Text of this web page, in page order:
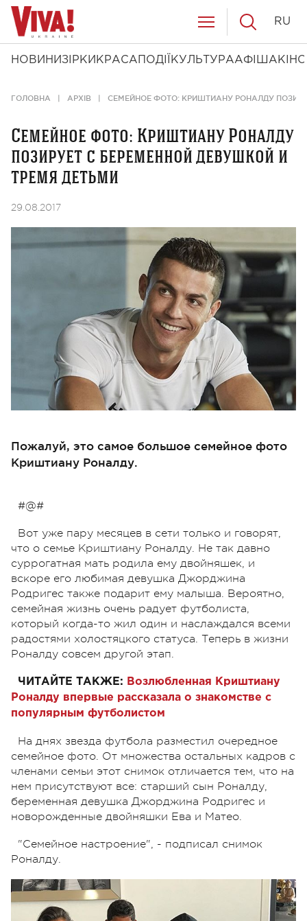
НОВИНИ ЗІРКИ КРАСА ПОДІЇ КУЛЬТУРААФІША КІНО
RU
ГОЛОВНА АРХІВ СЕМЕЙНОЕ ФОТО: КРИШТИАНУ РОНАЛДУ
Семейное фото: Криштиану Роналду
позирует с беременной девушкой и
тремя детьми
29.08.2017
Пожалуй, это самое большое семейное фото
Криштиану Роналду.
#@#
Вот уже пару месяцев в сети только и говорят,
что о семье Криштиану Роналду. Не так давно
суррогатная мать родила ему двойняшек, и
вскоре его любимая девушка Джорджина
Родригес также подарит ему малыша. Вероятно,
семейная жизнь очень радует футболиста,
который когда-то жил один и наслаждался всеми
радостями холостяцкого статуса. Теперь в жизни
Роналду совсем другой этап.
ЧИТАЙТЕ ТАКЖЕ: Возлюбленная Криштиану
Роналду впервые рассказала о знакомстве с
популярным футболистом
На днях звезда футбола разместил очередное
семейное фото. От множества остальных кадров с
членами семьи этот снимок отличается тем, что на
нем присутствуют все: старший сын Роналду,
беременная девушка Джорджина Родригес и
новорожденные двойняшки Ева и Матео.
"Семейное настроение", - подписал снимок
Роналду.